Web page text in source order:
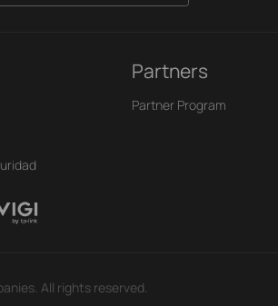
Partners
Partner Program
All rights reserved.